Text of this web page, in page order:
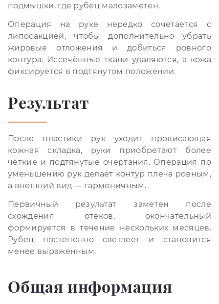
подмышки, где рубец малозаметен.
Операция на руке нередко сочетается с
липосакцией, чтобы дополнительно убрать
жировые отложения и добиться ровного
контура. Иссечённые ткани удаляются, а кожа
фиксируется в подтянутом положении.
Результат
После пластики рук уходит провисающая
кожная складка, руки приобретают более
чёткие и подтянутые очертания. Операция по
уменьшению рук делает контур плеча ровным,
а внешний вид — гармоничным.
Первичный результат заметен после
схождения отёков, окончательный
формируется в течение нескольких месяцев.
Рубец постепенно светлеет и становится
менее выраженным.
Общая информация